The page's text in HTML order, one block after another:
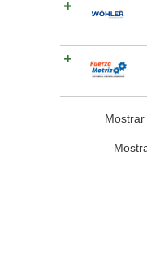
Mostrar